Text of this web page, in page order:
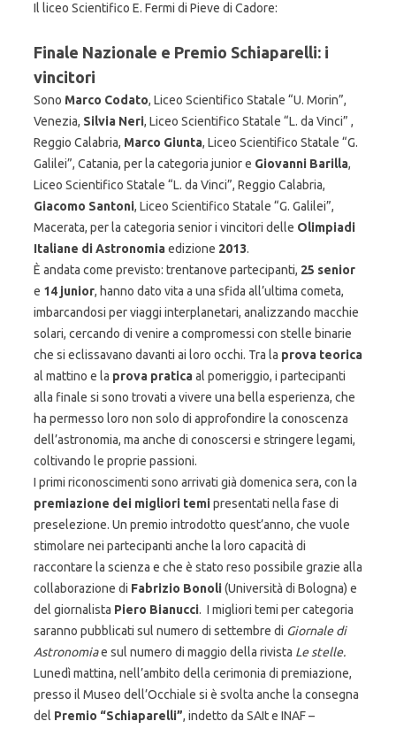
Il liceo Scientifico E. Fermi di Pieve di Cadore:
Finale Nazionale e Premio Schiaparelli: i
vincitori
Sono Marco Codato, Liceo Scientifico Statale “U. Morin”,
Venezia, Silvia Neri, Liceo Scientifico Statale “L. da Vinci” ,
Reggio Calabria, Marco Giunta, Liceo Scientifico Statale “G.
Galilei”, Catania, per la categoria junior e Giovanni Barilla,
Liceo Scientifico Statale “L. da Vinci”, Reggio Calabria,
Giacomo Santoni, Liceo Scientifico Statale “G. Galilei”,
Macerata, per la categoria senior i vincitori delle Olimpiadi
Italiane di Astronomiaedizione 2013.
È andata come previsto: trentanove partecipanti, 25 senior
e 14 junior, hanno dato vita a una sfida all’ultima cometa,
imbarcandosi per viaggi interplanetari, analizzando macchie
solari, cercando di venire a compromessi con stelle binarie
che si eclissavano davanti ai loro occhi. Tra la prova teorica
al mattino e la prova praticaal pomeriggio, i partecipanti
alla finale si sono trovati a vivere una bella esperienza, che
ha permesso loro non solo di approfondire la conoscenza
dell’astronomia, ma anche di conoscersi e stringere legami,
coltivando le proprie passioni.
I primi riconoscimenti sono arrivati già domenica sera, con la
premiazione dei migliori temipresentati nella fase di
preselezione. Un premio introdotto quest’anno, che vuole
stimolare nei partecipanti anche la loro capacità di
raccontare la scienza e che è stato reso possibile grazie alla
collaborazione di Fabrizio Bonoli(Università di Bologna) e
del giornalista Piero Bianucci. I migliori temi per categoria
saranno pubblicati sul numero di settembre di Giornale di
Astronomiae sul numero di maggio della rivista Le stelle.
Lunedì mattina, nell’ambito della cerimonia di premiazione,
presso il Museo dell’Occhiale si è svolta anche la consegna
del Premio “Schiaparelli”, indetto da SAIt e INAF –